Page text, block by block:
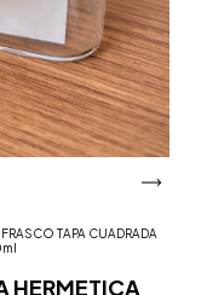
FRASCO TAPA CUADRADA
HERMETICA